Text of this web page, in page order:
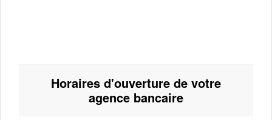
Horaires d'ouverture de votre
agence bancaire